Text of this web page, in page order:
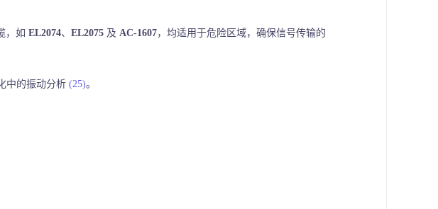
，如 EL2074、 EL2075 及 AC-1607，均适用于危险区域，确保信号传输的
中的振动分析 (25)。